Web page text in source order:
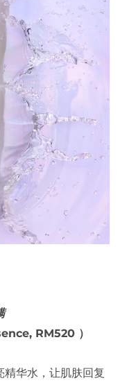
RM520 ）
华水，让肌肤回复